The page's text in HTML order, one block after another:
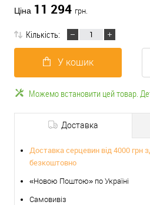
Ціна 11 294 грн.
Кількість:
У кошик
Можемо встановити цей товар.
Доставка
Доставка серцевин від 4000 грн
безкоштовно
«Новою Поштою» по Україні
Самовивіз